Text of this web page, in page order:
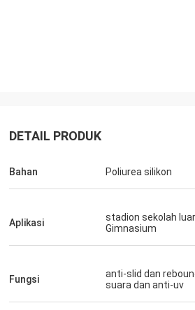
Jackson
CN Sports adalah perusahaan yang dapat
layanan yang sangat baik.
DETAIL PRODUK
Bahan Poliurea silikon
Aplikasi
stadion sekolah
Gimnasium
Fungsi
anti-slid dan
suara dan anti-uv